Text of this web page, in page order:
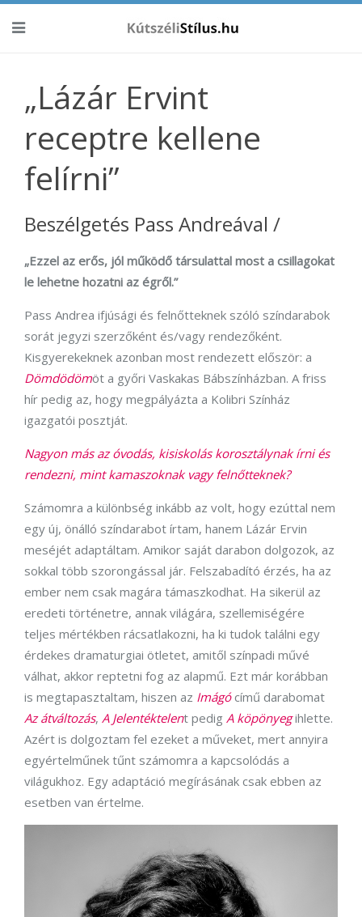
„Lázár Ervint
receptre kellene
felírni”
Beszélgetés Pass Andreával /
„Ezzel az erős, jól működő társulattal most a csillagokat
le lehetne hozatni az égről.”
Pass Andrea ifjúsági és felnőtteknek szóló színdarabok
sorát jegyzi szerzőként és/vagy rendezőként.
Kisgyerekeknek azonban most rendezett először: a
Dömdödömöt a győri Vaskakas Bábszínházban. A friss
hír pedig az, hogy megpályázta a Kolibri Színház
igazgatói posztját.
Nagyon más az óvodás, kisiskolás korosztálynak írni és
rendezni, mint kamaszoknak vagy felnőtteknek?
Számomra a különbség inkább az volt, hogy ezúttal nem
egy új, önálló színdarabot írtam, hanem Lázár Ervin
meséjét adaptáltam. Amikor saját darabon dolgozok, az
sokkal több szorongással jár. Felszabadító érzés, ha az
ember nem csak magára támaszkodhat. Ha sikerül az
eredeti történetre, annak világára, szellemiségére
teljes mértékben rácsatlakozni, ha ki tudok találni egy
érdekes dramaturgiai ötletet, amitől színpadi művé
válhat, akkor reptetni fog az alapmű. Ezt már korábban
is megtapasztaltam, hiszen az Imágócímű darabomat
Az átváltozás, A Jelentéktelent pedig A köpönyegihlette.
Azért is dolgoztam fel ezeket a műveket, mert annyira
egyértelműnek tűnt számomra a kapcsolódás a
világukhoz. Egy adaptáció megírásának csak ebben az
esetben van értelme.